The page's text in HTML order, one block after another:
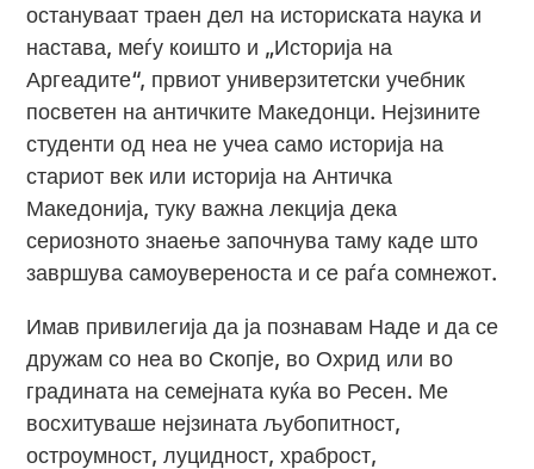
остануваат траен дел на историската наука и
настава, меѓу коишто и „Историја на
Аргеадите“, првиот универзитетски учебник
посветен на античките Македонци. Нејзините
студенти од неа не учеа само историја на
стариот век или историја на Античка
Македонија, туку важна лекција дека
сериозното знаење започнува таму каде што
завршува самоувереноста и се раѓа сомнежот.
Имав привилегија да ја познавам Наде и да се
дружам со неа во Скопје, во Охрид или во
градината на семејната куќа во Ресен. Ме
восхитуваше нејзината љубопитност,
остроумност, луцидност, храброст,